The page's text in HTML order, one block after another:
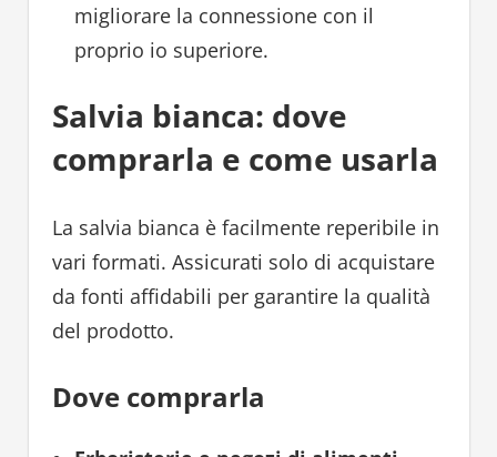
migliorare la connessione con il
proprio io superiore.
Salvia bianca: dove
comprarla e come usarla
La salvia bianca è facilmente reperibile in
vari formati. Assicurati solo di acquistare
da fonti affidabili per garantire la qualità
del prodotto.
Dove comprarla